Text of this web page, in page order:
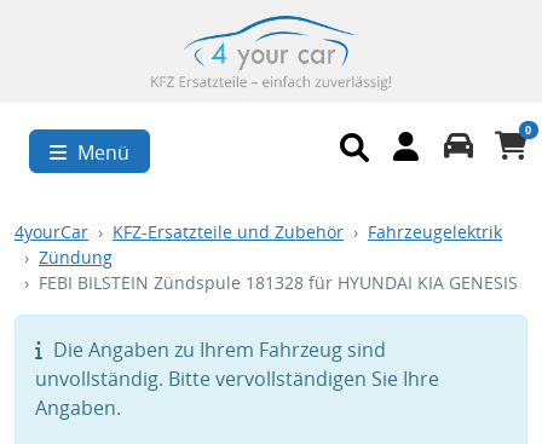
Menü
0
4yourCar KFZ-Ersatzteile und Zubehör
Fahrzeugelektrik
Zündung
FEBI BILSTEIN Zündspule 181328 für HYUNDAI KIA GENESIS
Die Angaben zu Ihrem Fahrzeug sind
unvollständig. Bitte vervollständigen Sie Ihre
Angaben.